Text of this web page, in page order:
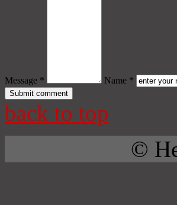
Message * Name *
back to top
©